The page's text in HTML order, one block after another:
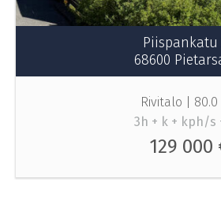
Piispankatu
68600
Rivitalo | 80.0
3h + k + kph/s
129 000